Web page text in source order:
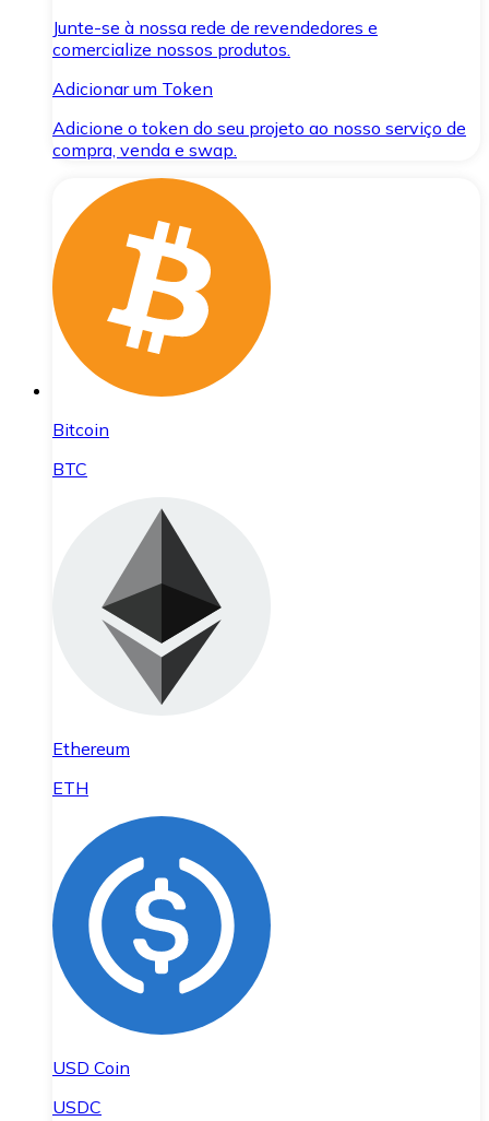
Junte-se à nossa rede de revendedores e
comercialize nossos produtos.
Adicionar um Token
Adicione o token do seu projeto ao nosso serviço de
compra, venda e swap.
Bitcoin
BTC
Ethereum
ETH
USD Coin
USDC